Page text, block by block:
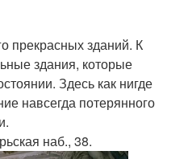
прекрасных зданий. К
здания, которые
Здесь как нигде
навсегда потерянного
наб., 38.